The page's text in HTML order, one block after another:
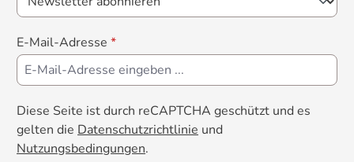
E-Mail-Adresse *
Diese Seite ist durch reCAPTCHA geschützt und es
gelten die Datenschutzrichtlinie und
Nutzungsbedingungen.